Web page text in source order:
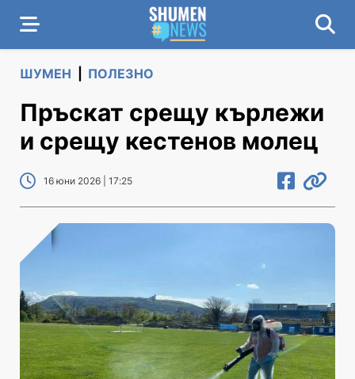
ШУМЕН ПОЛЕЗНО
Пръскат срещу кърлежи
и срещу кестенов молец
16 юни 2026 | 17:25